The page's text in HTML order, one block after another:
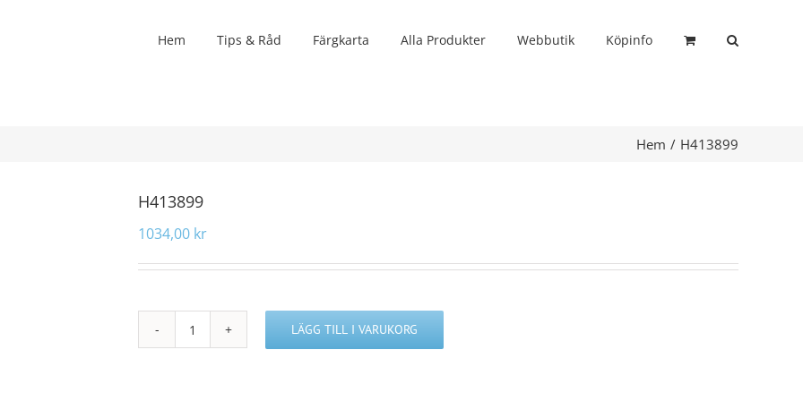
Hem Tips & Råd Färgkarta Alla Produkter Webbutik Köpinfo
Hem H413899
H413899
1034,00 kr
H413899
LÄGG TILL I VARUKORG